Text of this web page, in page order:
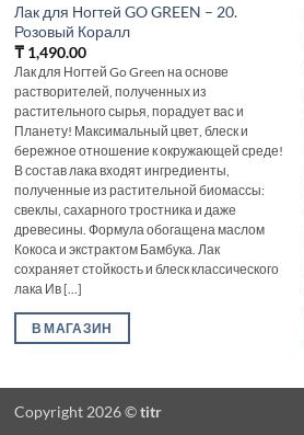
Лак для Ногтей GO GREEN – 20.
Розовый Коралл
₸1,490.00
Лак для Ногтей Go Green на основе
растворителей, полученных из
растительного сырья, порадует вас и
Планету! Максимальный цвет, блеск и
бережное отношение к окружающей среде!
В состав лака входят ингредиенты,
полученные из растительной биомассы:
свеклы, сахарного тростника и даже
древесины. Формула обогащена маслом
Кокоса и экстрактом Бамбука. Лак
сохраняет стойкость и блеск классического
лака Ив [...]
В МАГАЗИН
Copyright 2026 ©titr